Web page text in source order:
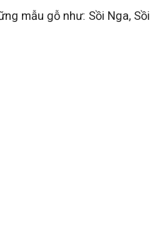
mẫu gỗ như: Sồi Nga, Sồi